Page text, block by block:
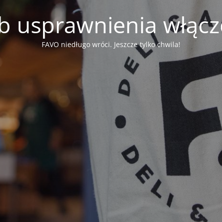
usprawnienia
FAVO niedługo wróci. Jeszcze tylko chwila!